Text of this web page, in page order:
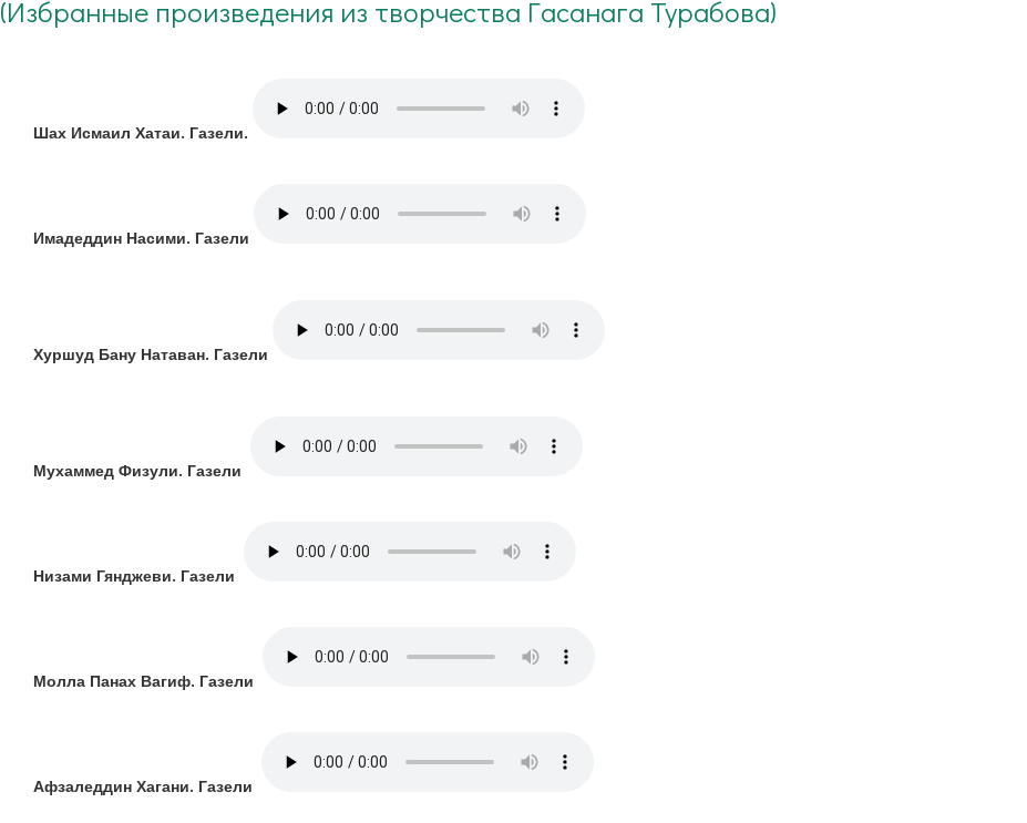
(Избранные произведения из творчества Гасанага Турабова)
Шах Исмаил Хатаи. Газели.
Имадеддин Насими. Газели
Хуршуд Бану Натаван. Газели
Мухаммед Физули. Газели
Низами Гянджеви. Газели
Молла Панах Вагиф. Газели
Афзаледдин Хагани. Газели